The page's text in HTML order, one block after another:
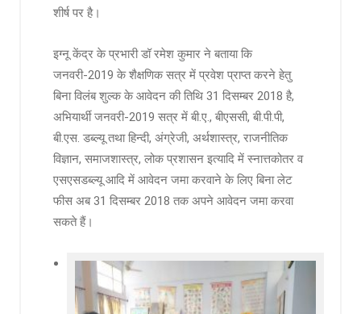
शीर्ष पर है।
इग्नू केंद्र के प्रभारी डॉ रमेश कुमार ने बताया कि
जनवरी-2019 के शैक्षणिक सत्र में प्रवेश प्राप्त करने हेतु
बिना विलंब शुल्क के आवेदन की तिथि 31 दिसम्बर 2018 है,
अभियार्थी जनवरी-2019 सत्र में बी.ए., बीएससी, बी.पी.पी,
बी.एस. डब्ल्यू तथा हिन्दी, अंग्रेजी, अर्थशास्त्र, राजनीतिक
विज्ञान, समाजशास्त्र, लोक प्रशासन इत्यादि में स्नात्तकोतर व
एसएसडब्ल्यू आदि में आवेदन जमा करवाने के लिए बिना लेट
फीस अब 31 दिसम्बर 2018 तक अपने आवेदन जमा करवा
सकते हैं।